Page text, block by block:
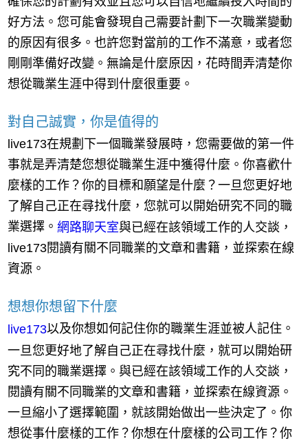
好方法。您可能會發現自己需要計劃下一次職業變動
的原因有很多。也許您對當前的工作不滿意，或者您
剛剛準備好改變。無論是什麼原因，花時間弄清楚你
想從職業生涯中得到什麼很重要。
對自己誠實，你是值得的
live173在規劃下一個職業發展時，您需要做的第一件
事就是弄清楚您想從職業生涯中獲得什麼。你喜歡什
麼樣的工作？你的目標和願望是什麼？一旦您更好地
了解自己正在尋找什麼，您就可以開始研究不同的職
業選擇。網路聊天室與已經在該領域工作的人交談，
live173閱讀有關不同職業的文章和書籍，並探索在線
資源。
想想你想留下什麼
live173以及你想如何記住你的職業生涯並被人記住。
一旦您更好地了解自己正在尋找什麼，就可以開始研
究不同的職業選擇。與已經在該領域工作的人交談，
閱讀有關不同職業的文章和書籍，並探索在線資源。
一旦縮小了選擇範圍，就該開始做出一些決定了。你
想從事什麼樣的工作？你想在什麼樣的公司工作？你